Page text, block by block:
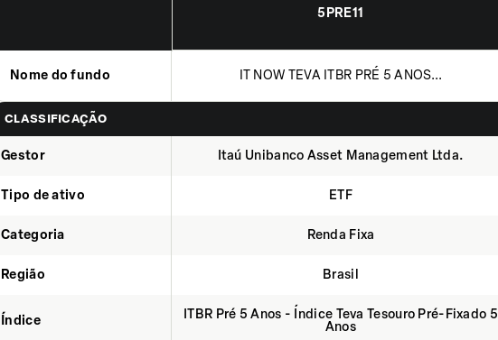
5PRE11
Nome do fundo IT NOW TEVA ITBR PRÉ 5 ANOS...
CLASSIFICAÇÃO
Gestor Itaú Unibanco Asset Management Ltda.
Tipo de ativo ETF
Categoria Renda Fixa
Região Brasil
Índice
ITBR Pré 5 Anos - Índice Teva Tesouro Pré-Fixado 5
Anos